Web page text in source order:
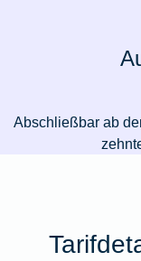
Abschließbar ab